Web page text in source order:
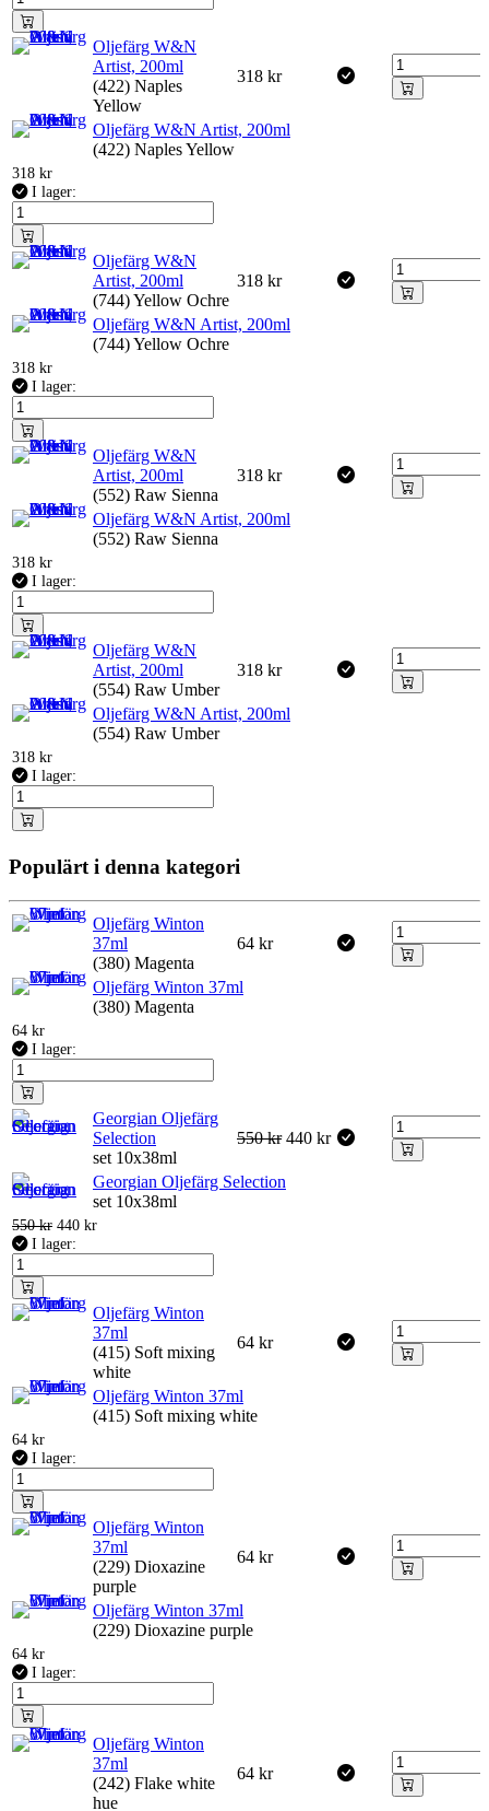
Oljefärg W&N
Artist, 200ml
(422) Naples
Yellow
318 kr
Oljefärg W&N Artist, 200ml
(422) Naples Yellow
318 kr
I lager:
Oljefärg W&N
Artist, 200ml
(744) Yellow Ochre
318 kr
Oljefärg W&N Artist, 200ml
(744) Yellow Ochre
318 kr
I lager:
Oljefärg W&N
Artist, 200ml
(552) Raw Sienna
318 kr
Oljefärg W&N Artist, 200ml
(552) Raw Sienna
318 kr
I lager:
Oljefärg W&N
Artist, 200ml
(554) Raw Umber
318 kr
Oljefärg W&N Artist, 200ml
(554) Raw Umber
318 kr
I lager:
Populärt i denna kategori
Oljefärg Winton
37ml
(380) Magenta
64 kr
Oljefärg Winton 37ml
(380) Magenta
64 kr
I lager:
Georgian Oljefärg
Selection
set 10x38ml
550kr 440 kr
Georgian Oljefärg Selection
set 10x38ml
550kr 440 kr
I lager:
Oljefärg Winton
37ml
(415) Soft mixing
white
64 kr
Oljefärg Winton 37ml
(415) Soft mixing white
64 kr
I lager:
Oljefärg Winton
37ml
(229) Dioxazine
purple
64 kr
Oljefärg Winton 37ml
(229) Dioxazine purple
64 kr
I lager:
Oljefärg Winton
37ml
(242) Flake white
hue
64 kr